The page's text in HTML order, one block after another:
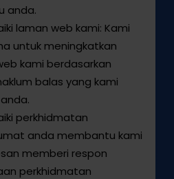
anda.
laman web kami: Kami
untuk meningkatkan
kami berdasarkan
balas yang kami
perkhidmatan
anda membantu kami
memberi respon
perkhidmatan